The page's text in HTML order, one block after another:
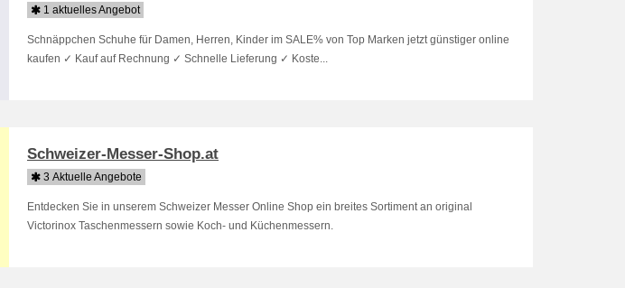
1 aktuelles Angebot
Schnäppchen Schuhe für Damen, Herren, Kinder im SALE% von Top Marken jetzt günstiger online
kaufen ✓ Kauf auf Rechnung ✓ Schnelle Lieferung ✓ Koste...
Schweizer-Messer-Shop.at
3 Aktuelle Angebote
Entdecken Sie in unserem Schweizer Messer Online Shop ein breites Sortiment an original
Victorinox Taschenmessern sowie Koch- und Küchenmessern.